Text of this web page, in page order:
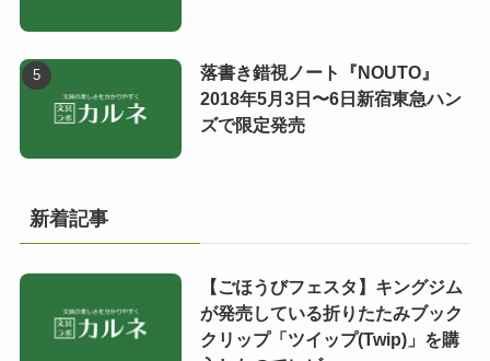
落書き錯視ノート『NOUTO』
2018年5月3日〜6日新宿東急ハン
ズで限定発売
新着記事
【ごほうびフェスタ】キングジム
が発売している折りたたみブック
クリップ「ツイップ(Twip)」を購